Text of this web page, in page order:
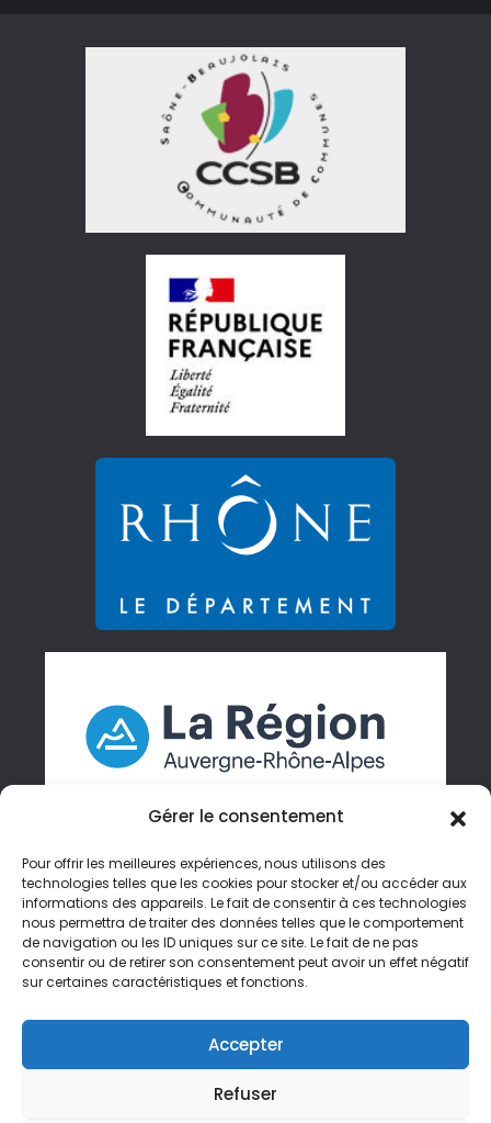
Gérer le consentement
Pour offrir les meilleures expériences, nous utilisons des
technologies telles que les cookies pour stocker et/ou accéder aux
informations des appareils. Le fait de consentir à ces technologies
nous permettra de traiter des données telles que le comportement
de navigation ou les ID uniques sur ce site. Le fait de ne pas
consentir ou de retirer son consentement peut avoir un effet négatif
sur certaines caractéristiques et fonctions.
Accepter
Refuser
Gérer mes cookies
Accessibilité